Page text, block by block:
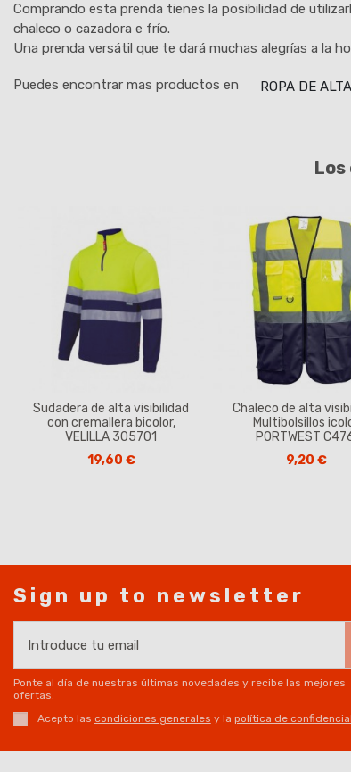
Comprando esta prenda tienes la posibilidad de
chaleco o cazadora e frío.
Una prenda versátil que te dará muchas alegrías a la
Puedes encontrar mas productos en ROPA DE
Sudadera de alta visibilidad
con cremallera bicolor,
VELILLA 305701
19,60 €
Chaleco de alta
Multibolsillos
PORTWEST
9,20 €
Sign up to newsletter
Ponte al día de nuestras últimas novedades y recibe las mejores
ofertas.
Acepto las condiciones generales y la política de